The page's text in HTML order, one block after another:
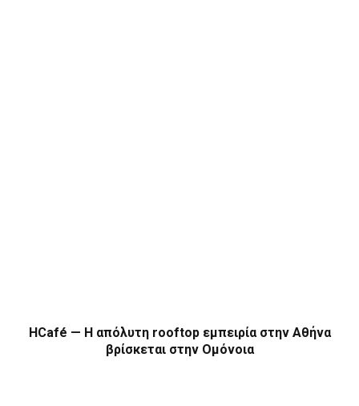
HCafé — Η απόλυτη rooftop εμπειρία στην Αθήνα
βρίσκεται στην Ομόνοια